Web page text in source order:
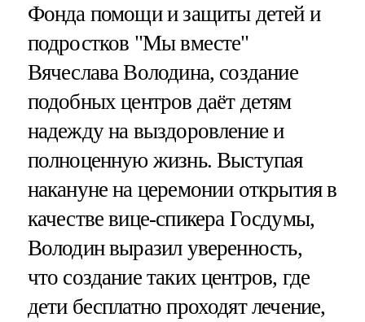
Фонда помощи и защиты детей и
подростков "Мы вместе"
Вячеслава Володина, создание
подобных центров даёт детям
надежду на выздоровление и
полноценную жизнь. Выступая
накануне на церемонии открытия в
качестве вице-спикера Госдумы,
Володин выразил уверенность,
что создание таких центров, где
дети бесплатно проходят лечение,